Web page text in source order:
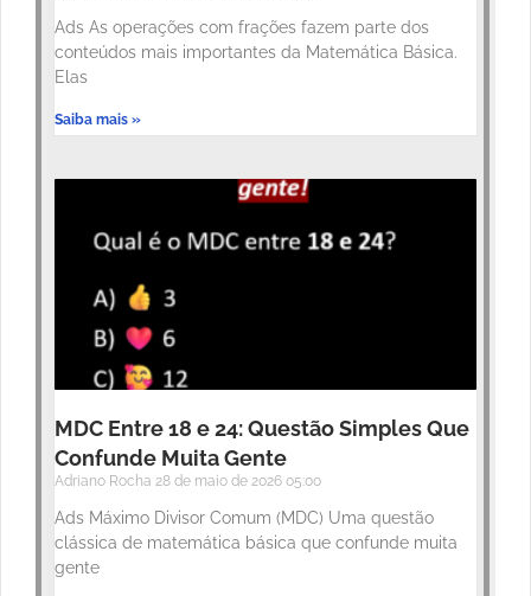
Ads As operações com frações fazem parte dos
conteúdos mais importantes da Matemática Básica.
Elas
Saiba mais »
MDC Entre 18 e 24: Questão Simples Que
Confunde Muita Gente
Adriano Rocha 28 de maio de 2026 05:00
Ads Máximo Divisor Comum (MDC) Uma questão
clássica de matemática básica que confunde muita
gente